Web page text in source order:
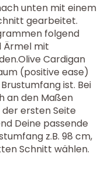
unten mit einem
gearbeitet.
folgend
Ärmel mit
Cardigan
(positive ease)
ist. Bei
an den Maßen
der ersten Seite
Deine passende
z.B. 98 cm,
Schnitt wählen.